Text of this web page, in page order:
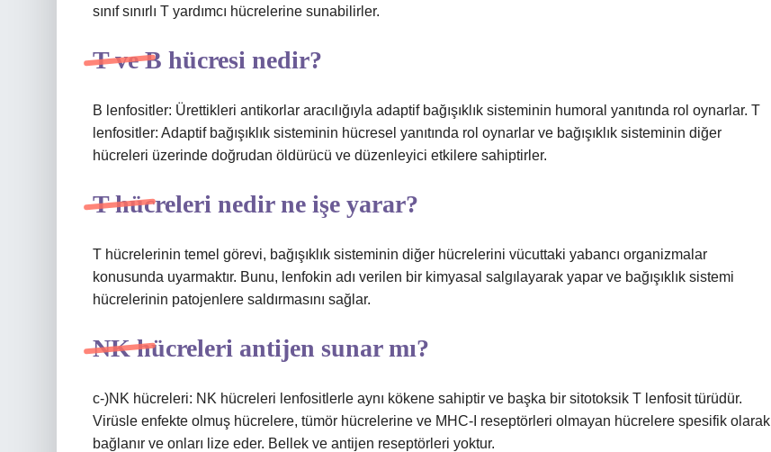
sınıf sınırlı T yardımcı hücrelerine sunabilirler.
T ve B hücresi nedir?
B lenfositler: Ürettikleri antikorlar aracılığıyla adaptif bağışıklık sisteminin humoral yanıtında rol oynarlar. T
lenfositler: Adaptif bağışıklık sisteminin hücresel yanıtında rol oynarlar ve bağışıklık sisteminin diğer
hücreleri üzerinde doğrudan öldürücü ve düzenleyici etkilere sahiptirler.
T hücreleri nedir ne işe yarar?
T hücrelerinin temel görevi, bağışıklık sisteminin diğer hücrelerini vücuttaki yabancı organizmalar
konusunda uyarmaktır. Bunu, lenfokin adı verilen bir kimyasal salgılayarak yapar ve bağışıklık sistemi
hücrelerinin patojenlere saldırmasını sağlar.
NK hücreleri antijen sunar mı?
c-)NK hücreleri: NK hücreleri lenfositlerle aynı kökene sahiptir ve başka bir sitotoksik T lenfosit türüdür.
Virüsle enfekte olmuş hücrelere, tümör hücrelerine ve MHC-I reseptörleri olmayan hücrelere spesifik olarak
bağlanır ve onları lize eder. Bellek ve antijen reseptörleri yoktur.